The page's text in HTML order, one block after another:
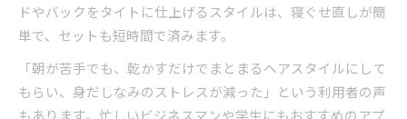
ドやバックをタイトに仕上げるスタイルは、寝ぐせ直しが簡
単で、セットも短時間で済みます。
「朝が苦手でも、乾かすだけでまとまるヘアスタイルにして
もらい、身だしなみのストレスが減った」という利用者の声
もあります。忙しいビジネスマンや学生にもおすすめのアプ